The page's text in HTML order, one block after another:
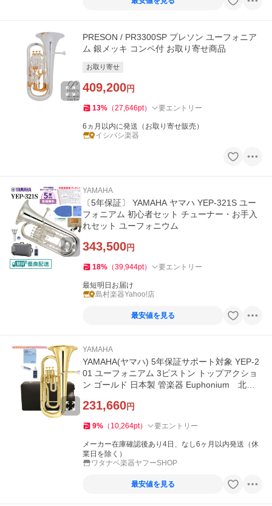
PRESON / PR3300SP プレソン ユーフォニア
ム 銀メッキ コンペ付 お取り寄せ商品
お取り寄せ
409,200円
13% （27,646pt） 要エントリー
6ヵ月以内に発送（お取り寄せ販売）
イシバシ楽器
YAMAHA
〔5年保証〕 YAMAHA ヤマハ YEP-321S ユー
フォニアム 初心者セット チューナー・お手入
れセット ユーフォニウム
343,500円
18% （39,944pt） 要エントリー
最短明日お届け
島村楽器Yahoo!店
最安値を見る
YAMAHA
YAMAHA(ヤマハ) 5年保証サポート対象 YEP-2
01 ユーフォニアム 3ピストン トップアクショ
ン ゴールド 日本製 管楽器 Euphonium 北海
231,660円
9% （ 10,264pt） 要エントリー
メーカー在庫確認後あり4日、なし6ヶ月以内発送（休
業日を除く）
ワタナベ楽器ヤフーSHOP
最安値を見る